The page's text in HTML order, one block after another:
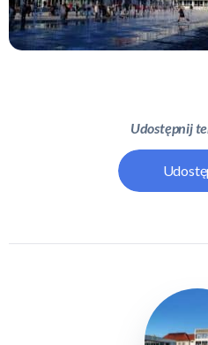
Udostępnij